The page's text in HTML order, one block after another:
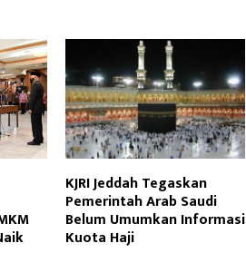
KJRI Jeddah Tegaskan
Pemerintah Arab Saudi
Belum Umumkan Informasi
Kuota Haji